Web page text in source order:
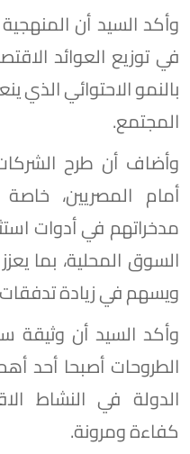
وأكد السيد أن المنهجية
في توزيع العوائد
بالنمو الاحتوائي الذي
المجتمع.
وأضاف أن طرح
أمام المصريين، خاصة
مدخراتهم في أدوات
السوق المحلية، بما
ويسهم في زيادة تدفقات
وأكد السيد أن وثيقة
الطروحات أصبحا أحد
الدولة في النشاط
كفاءة ومرونة.